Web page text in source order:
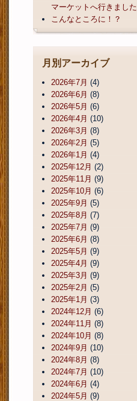
マーケットへ行きました
こんなところに！？
月別アーカイブ
2026年7月 (4)
2026年6月 (8)
2026年5月 (6)
2026年4月 (10)
2026年3月 (8)
2026年2月 (5)
2026年1月 (4)
2025年12月 (2)
2025年11月 (9)
2025年10月 (6)
2025年9月 (5)
2025年8月 (7)
2025年7月 (9)
2025年6月 (8)
2025年5月 (9)
2025年4月 (9)
2025年3月 (9)
2025年2月 (5)
2025年1月 (3)
2024年12月 (6)
2024年11月 (8)
2024年10月 (8)
2024年9月 (10)
2024年8月 (8)
2024年7月 (10)
2024年6月 (4)
2024年5月 (9)